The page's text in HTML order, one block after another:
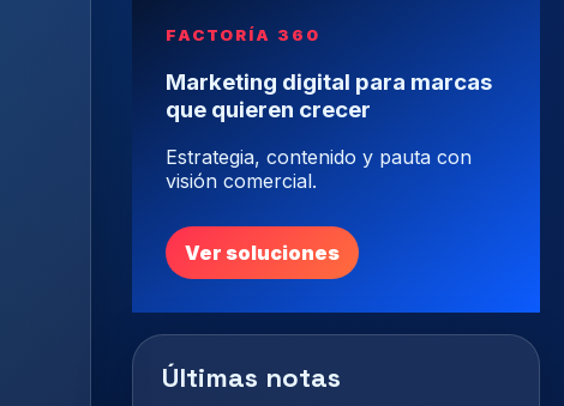
FACTORÍA 360
Marketing digital para marcas
que quieren crecer
Estrategia, contenido y pauta con
visión comercial.
Ver soluciones
Últimas notas